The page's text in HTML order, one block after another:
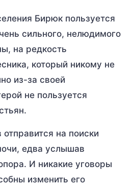
Бирюк пользуется
сильного, нелюдимого
на редкость
который никому не
из-за своей
не пользуется
на поиски
едва услышав
И никакие уговоры
изменить его